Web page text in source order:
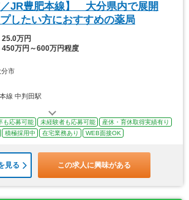
／JR豊肥本線】 大分県内で展開
したい方におすすめの薬局
25.0万円
450万円～600万円程度
分市
線 中判田駅
も応募可能 未経験者も応募可能
産休・育休取得実績有り
積極採用中 在宅業務あり WEB面接OK
見る この求人に興味がある